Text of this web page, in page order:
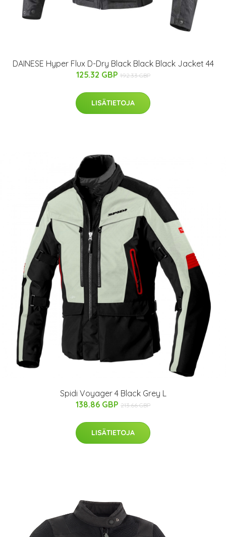
DAINESE Hyper Flux D-Dry Black Black Black Jacket 44
125.32 GBP 192.33 GBP
LISÄTIETOJA
Spidi Voyager 4 Black Grey L
138.86 GBP 213.66 GBP
LISÄTIETOJA